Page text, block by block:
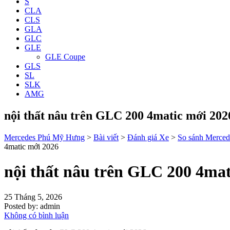
CLA
CLS
GLA
GLC
GLE
GLE Coupe
GLS
SL
SLK
AMG
nội thất nâu trên GLC 200 4matic mới
Mercedes Phú Mỹ Hưng > Bài viết > Đánh giá Xe > So sánh
4matic mới 2026
nội thất nâu trên GLC 200
25 Tháng 5, 2026
Posted by: admin
Không có bình luận